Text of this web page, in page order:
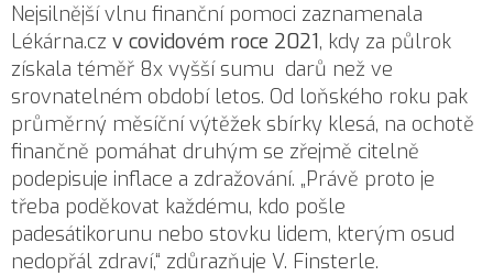
Nejsilnější vlnu finanční pomoci zaznamenala
Lékárna.cz v covidovém roce 2021, kdy za půlrok
získala téměř 8x vyšší sumu darů než ve
srovnatelném období letos. Od loňského roku pak
průměrný měsíční výtěžek sbírky klesá, na ochotě
finančně pomáhat druhým se zřejmě citelně
podepisuje inflace a zdražování. „Právě proto je
třeba poděkovat každému, kdo pošle
padesátikorunu nebo stovku lidem, kterým osud
nedopřál zdraví,“ zdůrazňuje V. Finsterle.